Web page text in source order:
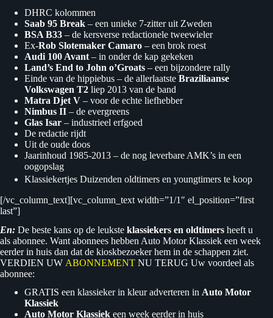
DHRC kolommen
Saab 95 Break – een unieke 7-zitter uit Zweden
BSA B33 – de kersverse redactionele tweewieler
Ex-Rob Slotemaker Camaro – een brok roest
Audi 100 Avant – in onder de kap gekeken
Land’s End to John o’Groats – een bijzondere rally
Einde van de hippiebus – de allerlaatste Braziliaanse
Volkswagen T2 liep 2013 van de band
Matra Djet V – voor de echte liefhebber
Nimbus II – de evergreens
Glas Isar – industrieel erfgoed
De redactie rijdt
Uit de oude doos
Jaarinhoud 1985-2013 – de nog leverbare AMK’s in een
oogopslag
Klassiekertjes Duizenden oldtimers en youngtimers te koop
[/vc_column_text][vc_column_text width=”1/1″ el_position=”first
last”]
En: De beste kans op de leukste klassiekers en oldtimers heeft u
als abonnee. Want abonnees hebben Auto Motor Klassiek een week
eerder in huis dan dat de kioskbezoeker hem in de schappen ziet.
VERDIEN UW ABONNEMENT NU TERUG Uw voordeel als
abonnee:
GRATIS een klassieker in kleur adverteren in Auto Motor
Klassiek
Auto Motor Klassiek een week eerder in huis